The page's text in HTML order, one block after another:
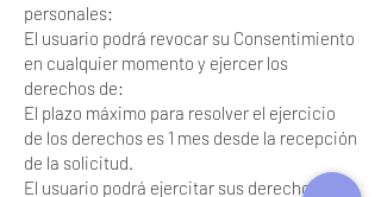
personales:
El usuario podrá revocar su Consentimiento
en cualquier momento y ejercer los
derechos de:
El plazo máximo para resolver el ejercicio
de los derechos es 1 mes desde la recepción
de la solicitud.
El usuario podrá ejercitar sus derechos